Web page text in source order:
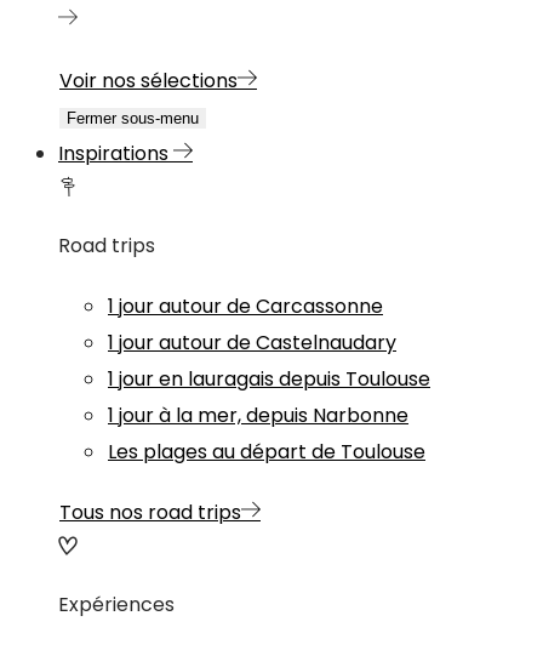
Voir nos sélections
Fermer sous-menu
Inspirations
Road trips
1 jour autour de Carcassonne
1 jour autour de Castelnaudary
1 jour en lauragais depuis Toulouse
1 jour à la mer, depuis Narbonne
Les plages au départ de Toulouse
Tous nos road trips
Expériences